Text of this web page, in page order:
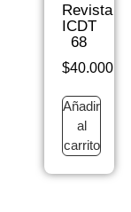
Revista
ICDT
68
$40.000
Añadir
al
carrito